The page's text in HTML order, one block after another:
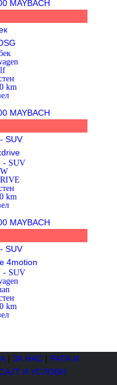
km
SUV
- SUV
km
SUV
4motion
- SUV
km
| ЗА НАС
РАТА И
И УСЛОВИ